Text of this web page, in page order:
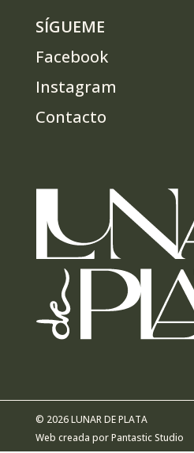
SÍGUEME
Facebook
Instagram
Contacto
© 2026 LUNAR DE PLATA
Web creada porPantastic Studio